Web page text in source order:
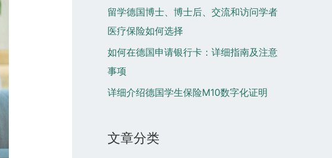
留学德国博士、博士后、交流和访问学者
医疗保险如何选择
如何在德国申请银行卡：详细指南及注意
事项
详细介绍德国学生保险M10数字化证明
文章分类